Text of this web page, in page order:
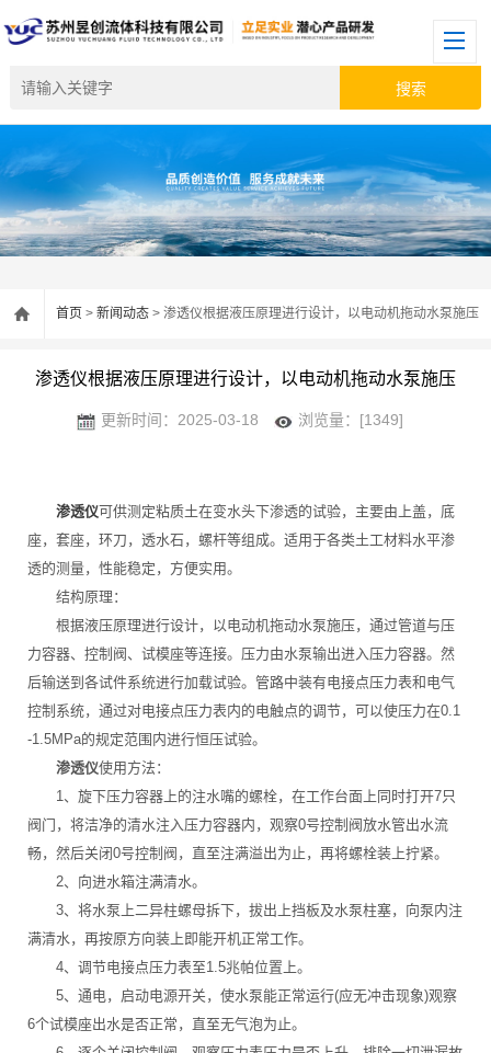
首页 > 新闻动态 > 渗透仪根据液压原理进行设计，以电动机拖动水泵施压
渗透仪根据液压原理进行设计，以电动机拖动水泵施压
更新时间：2025-03-18 浏览量：[1349]
渗透仪可供测定粘质土在变水头下渗透的试验，主要由上盖，底
座，套座，环刀，透水石，螺杆等组成。适用于各类土工材料水平渗
透的测量，性能稳定，方便实用。
结构原理：
根据液压原理进行设计，以电动机拖动水泵施压，通过管道与压
力容器、控制阀、试模座等连接。压力由水泵输出进入压力容器。然
后输送到各试件系统进行加载试验。管路中装有电接点压力表和电气
控制系统，通过对电接点压力表内的电触点的调节，可以使压力在0.1
-1.5MPa的规定范围内进行恒压试验。
渗透仪使用方法：
1、旋下压力容器上的注水嘴的螺栓，在工作台面上同时打开7只
阀门，将洁净的清水注入压力容器内，观察0号控制阀放水管出水流
畅，然后关闭0号控制阀，直至注满溢出为止，再将螺栓装上拧紧。
2、向进水箱注满清水。
3、将水泵上二异柱螺母拆下，拔出上挡板及水泵柱塞，向泵内注
满清水，再按原方向装上即能开机正常工作。
4、调节电接点压力表至1.5兆帕位置上。
5、通电，启动电源开关，使水泵能正常运行(应无冲击现象)观察
6个试模座出水是否正常，直至无气泡为止。